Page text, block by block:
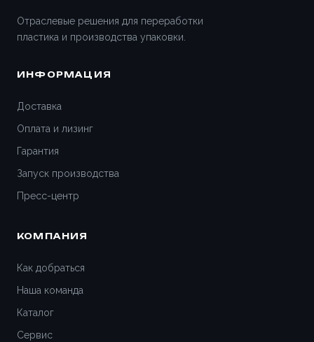
Отраслевые решения для переработки
пластика и производства упаковки.
ИНФОРМАЦИЯ
Доставка
Оплата и лизинг
Гарантия
Запуск производства
Пресс-центр
КОМПАНИЯ
Как добраться
Наша команда
Каталог
Сервис